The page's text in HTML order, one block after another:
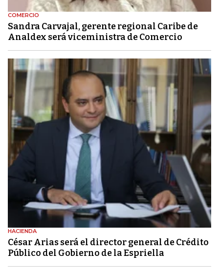
COMERCIO
Sandra Carvajal, gerente regional Caribe de
Analdex será viceministra de Comercio
HACIENDA
César Arias será el director general de Crédito
Público del Gobierno de la Espriella